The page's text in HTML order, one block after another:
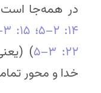
در همه‌جا
۱۴: ۲–۵
؛ ۱۵: ۳–۴
۲۲: ۳–۵
)
خدا و محور